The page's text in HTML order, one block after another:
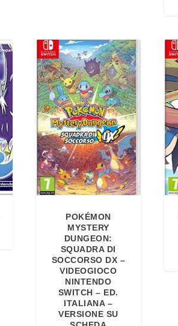
POKÉMON
MYSTERY
DUNGEON:
SQUADRA DI
SOCCORSO DX –
VIDEOGIOCO
NINTENDO
SWITCH – ED.
ITALIANA –
VERSIONE SU